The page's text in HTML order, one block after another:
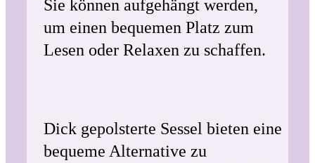
Sie können aufgehängt werden,
um einen bequemen Platz zum
Lesen oder Relaxen zu schaffen.
Dick gepolsterte Sessel bieten eine
bequeme Alternative zu